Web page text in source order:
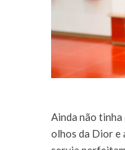
Ainda não
olhos da Dior e